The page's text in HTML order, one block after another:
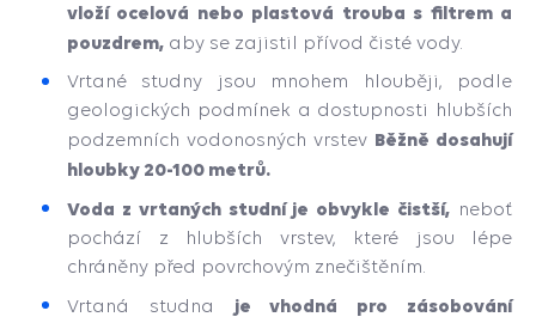
vloží ocelová nebo plastová trouba s filtrem a
pouzdrem, aby se zajistil přívod čisté vody.
Vrtané studny jsou mnohem hlouběji, podle
geologických podmínek a dostupnosti hlubších
podzemních vodonosných vrstev Běžně dosahují
hloubky 20-100 metrů.
Voda z vrtaných studní je obvykle čistší, neboť
pochází z hlubších vrstev, které jsou lépe
chráněny před povrchovým znečištěním.
Vrtaná studna je vhodná pro zásobování